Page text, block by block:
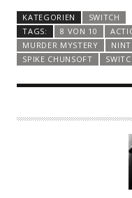
KATEGORIEN
SWITCH
TAGS:
8 VON 10
MURDER MYSTERY
SPIKE CHUNSOFT